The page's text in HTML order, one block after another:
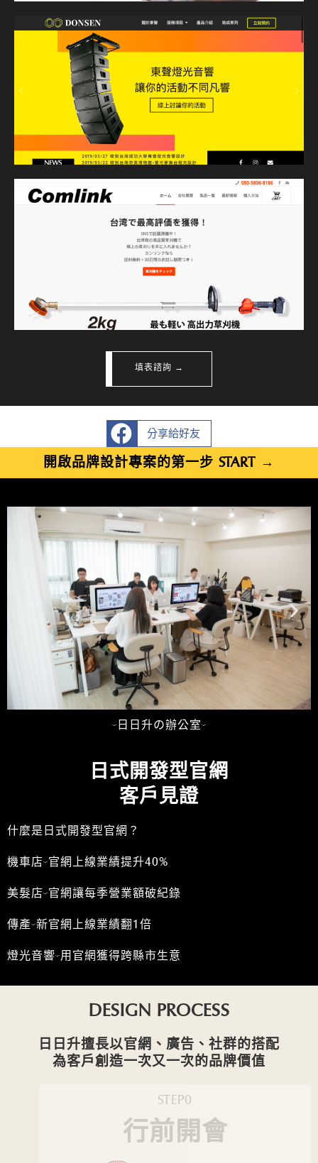
填表諮詢 →
分享給好友
開啟品牌設計專案的第一步 START →
-日日升の辦公室-
日式開發型官網
客戶見證
什麼是日式開發型官網？
機車店-官網上線業績提升40%
美髮店-官網讓每季營業額破紀錄
傳產-新官網上線業績翻1倍
燈光音響-用官網獲得跨縣市生意
DESIGN PROCESS
日日升擅長以官網、廣告、社群的搭配
為客戶創造一次又一次的品牌價值
STEP0
行前開會